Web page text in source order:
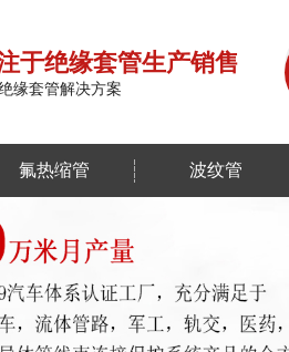
于绝缘套管生产销售
缘套管解决方案
氟热缩管 波纹管